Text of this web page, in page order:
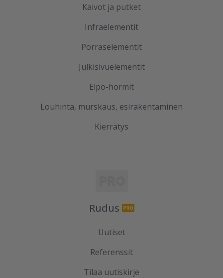
Kaivot ja putket
Infraelementit
Porraselementit
Julkisivuelementit
Elpo-hormit
Louhinta, murskaus, esirakentaminen
Kierrätys
Rudus
Uutiset
Referenssit
Tilaa uutiskirje